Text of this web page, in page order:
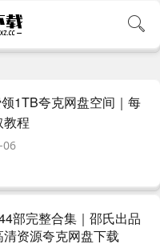
1TB夸克网盘空间｜每
教程
06
部完整合集｜邵氏出品
资源夸克网盘下载